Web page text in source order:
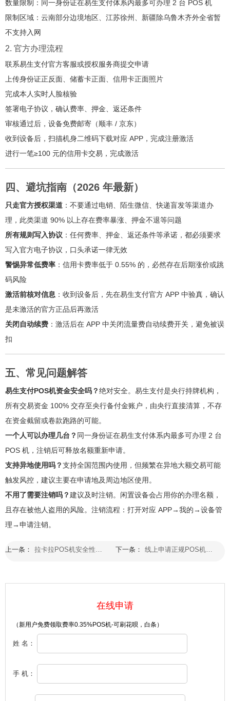
数量限制：同一身份证在易生支付体系内最多可办理 2 台 POS 机
限制区域：云南部分边境地区、江苏徐州、新疆除乌鲁木齐外全省暂
不支持入网
2. 官方办理流程
联系易生支付官方客服或授权服务商提交申请
上传身份证正反面、储蓄卡正面、信用卡正面照片
完成本人实时人脸核验
签署电子协议，确认费率、押金、返还条件
审核通过后，设备免费邮寄（顺丰 / 京东）
收到设备后，扫描机身二维码下载对应 APP，完成注册激活
进行一笔≥100 元的信用卡交易，完成激活
四、避坑指南（2026 年最新）
只走官方授权渠道 ：不要通过电销、陌生微信、快递盲发等渠道办
理，此类渠道 90% 以上存在费率暴涨、押金不退等问题
所有规则写入协议 ：任何费率、押金、返还条件等承诺，都必须要求
写入官方电子协议，口头承诺一律无效
警惕异常低费率 ：信用卡费率低于 0.55% 的，必然存在后期涨价或跳
码风险
激活前核对信息 ：收到设备后，先在易生支付官方 APP 中验真，确认
是未激活的官方正品后再激活
关闭自动续费 ：激活后在 APP 中关闭流量费自动续费开关，避免被误
扣
五、常见问题解答
易生支付POS机资金安全吗？绝对安全。易生支付是央行持牌机构，
所有交易资金 100% 交存至央行备付金账户，由央行直接清算，不存
在资金截留或卷款跑路的可能。
一个人可以办理几台？ 同一身份证在易生支付体系内最多可办理 2 台
POS 机，注销后可释放名额重新申请。
支持异地使用吗？支持全国范围内使用，但频繁在异地大额交易可能
触发风控，建议主要在申请地及周边地区使用。
不用了需要注销吗？建议及时注销。闲置设备会占用你的办理名额，
且存在被他人盗用的风险。注销流程：打开对应 APP→我的→设备管
理→申请注销。
上一条： 拉卡拉POS机安全性：银行卡收单领域第一梯队，三重国家监管级防护（2026年官方版） 下一条： 线上申请正规POS机选择哪个品牌？银联商务POS机支持个人小微商户办理入网吗？
在线申请
（新用户免费领取费率0.35%POS机-可刷花呗，白条）
姓 名：
手 机：